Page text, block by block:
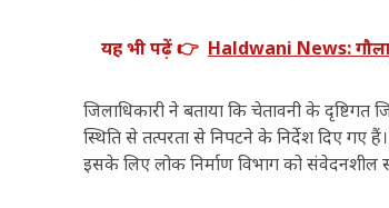
यह भी पढ़ें 👉 Haldwani News: गौला
जिलाधिकारी ने बताया कि चेतावनी के दृष्टिगत
स्थिति से तत्परता से निपटने के निर्देश दिए गए
इसके लिए लोक निर्माण विभाग को संवेदनशील